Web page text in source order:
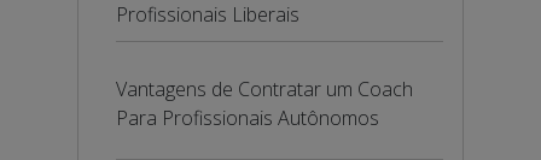
Profissionais Liberais
Vantagens de Contratar um Coach
Para Profissionais Autônomos